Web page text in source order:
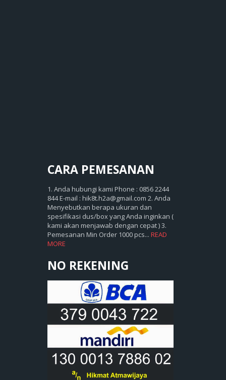
CARA PEMESANAN
1. Anda hubungi kami Phone : 0856 2244
844 E-mail : hik8t.h2a@gmail.com 2. Anda
Menyebutkan berapa ukuran dan
spesifikasi dus/box yang Anda inginkan (
kami akan menjawab dengan cepat ) 3.
Pemesanan Min Order 1000 pcs... READ
MORE
NO REKENING